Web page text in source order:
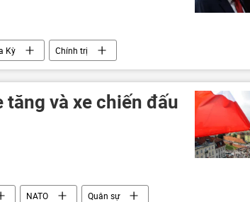
Kỳ Chính trị
tăng và xe chiến đấu
NATO Quân sự